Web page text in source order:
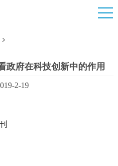
政府在科技创新中的作用
2-19